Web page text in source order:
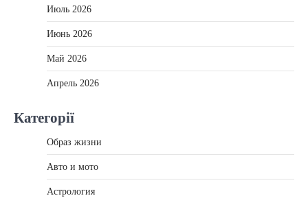
Июль 2026
Июнь 2026
Май 2026
Апрель 2026
Категорії
Образ жизни
Авто и мото
Астрология